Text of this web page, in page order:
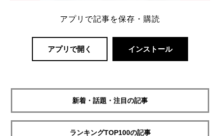
アプリで記事を保存・購読
アプリで開く インストール
新着・話題・注目の記事
ランキングTOP100の記事